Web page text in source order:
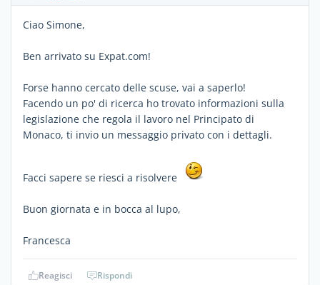
Ciao Simone,
Ben arrivato su Expat.com!
Forse hanno cercato delle scuse, vai a saperlo!
Facendo un po' di ricerca ho trovato informazioni sulla
legislazione che regola il lavoro nel Principato di
Monaco, ti invio un messaggio privato con i dettagli.
Facci sapere se riesci a risolvere
Buon giornata e in bocca al lupo,
Francesca
Reagisci Rispondi